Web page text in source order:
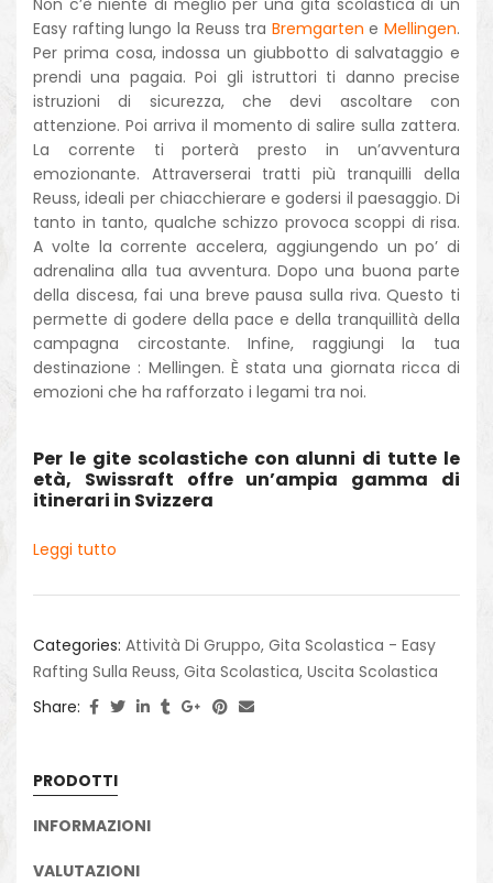
Easy rafting lungo la Reuss tra Bremgarten e Mellingen.
Per prima cosa, indossa un giubbotto di salvataggio e
prendi una pagaia. Poi gli istruttori ti danno precise
istruzioni di sicurezza, che devi ascoltare con
attenzione. Poi arriva il momento di salire sulla zattera.
La corrente ti porterà presto in un’avventura
emozionante. Attraverserai tratti più tranquilli della
Reuss, ideali per chiacchierare e godersi il paesaggio. Di
tanto in tanto, qualche schizzo provoca scoppi di risa.
A volte la corrente accelera, aggiungendo un po’ di
adrenalina alla tua avventura. Dopo una buona parte
della discesa, fai una breve pausa sulla riva. Questo ti
permette di godere della pace e della tranquillità della
campagna circostante. Infine, raggiungi la tua
destinazione : Mellingen. È stata una giornata ricca di
emozioni che ha rafforzato i legami tra noi.
Per le gite scolastiche con alunni di tutte le
età, Swissraft offre un’ampia gamma di
itinerari in Svizzera
Leggi tutto
Categories: Attività Di Gruppo, Gita Scolastica - Easy
Rafting Sulla Reuss, Gita Scolastica, Uscita Scolastica
Share:
PRODOTTI
INFORMAZIONI
VALUTAZIONI